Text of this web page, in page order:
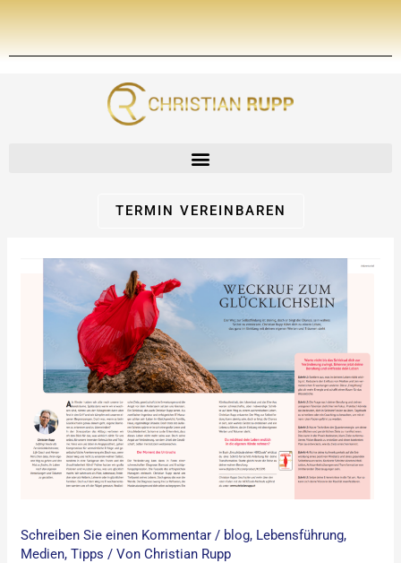
springen
TERMIN VEREINBAREN
Schreiben Sie einen Kommentar / blog, Lebensführung,
Medien,Tipps / VonChristian Rupp